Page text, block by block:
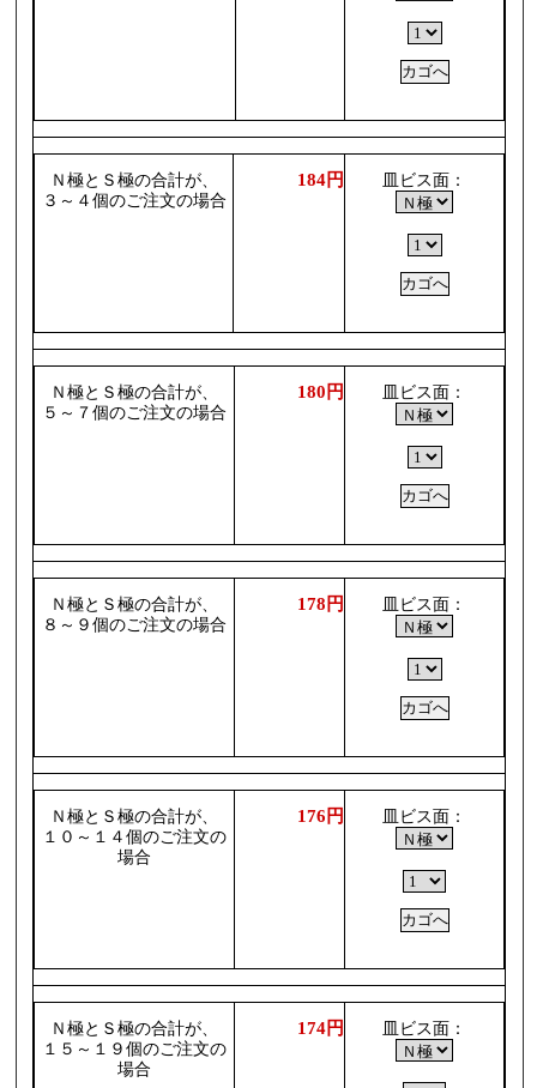
Ｎ極とＳ極の合計が、
３～４個のご注文の場合
184円 皿ビス面：
Ｎ極とＳ極の合計が、
５～７個のご注文の場合
180円 皿ビス面：
Ｎ極とＳ極の合計が、
８～９個のご注文の場合
178円 皿ビス面：
Ｎ極とＳ極の合計が、
１０～１４個のご注文の
場合
176円 皿ビス面：
Ｎ極とＳ極の合計が、
１５～１９個のご注文の
場合
174円 皿ビス面：